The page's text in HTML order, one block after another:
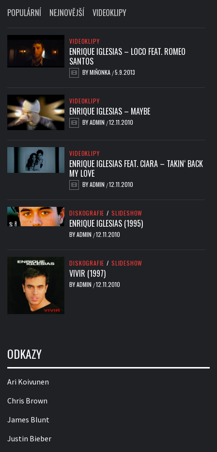
POPULÁRNÍ NEJNOVĚJŠÍ VIDEOKLIPY
VIDEOKLIPY
ENRIQUE IGLESIAS – LOCO FEAT. ROMEO
SANTOS
BYMIŇONKA /5.9.2013
VIDEOKLIPY
ENRIQUE IGLESIAS – MAYBE
BYADMIN /12.11.2010
VIDEOKLIPY
ENRIQUE IGLESIAS FEAT. CIARA – TAKIN‘ BACK
MY LOVE
BYADMIN /12.11.2010
DISKOGRAFIE / SLIDESHOW
ENRIQUE IGLESIAS (1995)
BYADMIN /12.11.2010
DISKOGRAFIE / SLIDESHOW
VIVIR (1997)
BYADMIN /12.11.2010
ODKAZY
Ari Koivunen
Chris Brown
James Blunt
Justin Bieber